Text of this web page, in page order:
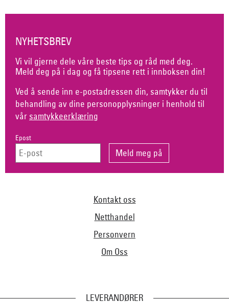
NYHETSBREV
Vi vil gjerne dele våre beste tips og råd med deg.
Meld deg på i dag og få tipsene rett i innboksen din!
Ved å sende inn e-postadressen din, samtykker du til
behandling av dine personopplysninger i henhold til
vår samtykkeerklæring
Epost
Kontakt oss
Netthandel
Personvern
Om Oss
LEVERANDØRER